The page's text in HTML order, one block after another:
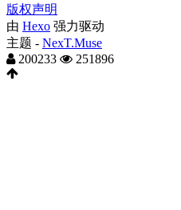
版权声明
由 Hexo 强力驱动
主题 - NexT.Muse
200233
251896